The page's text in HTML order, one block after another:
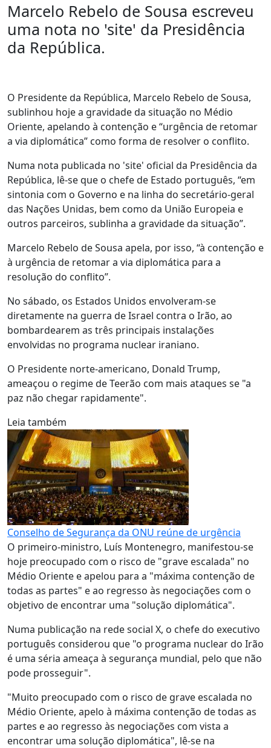
Marcelo Rebelo de Sousa escreveu
uma nota no 'site' da Presidência
da República.
O Presidente da República, Marcelo Rebelo de Sousa,
sublinhou hoje a gravidade da situação no Médio
Oriente, apelando à contenção e “urgência de retomar
a via diplomática” como forma de resolver o conflito.
Numa nota publicada no 'site' oficial da Presidência da
República, lê-se que o chefe de Estado português, “em
sintonia com o Governo e na linha do secretário-geral
das Nações Unidas, bem como da União Europeia e
outros parceiros, sublinha a gravidade da situação”.
Marcelo Rebelo de Sousa apela, por isso, “à contenção e
à urgência de retomar a via diplomática para a
resolução do conflito”.
No sábado, os Estados Unidos envolveram-se
diretamente na guerra de Israel contra o Irão, ao
bombardearem as três principais instalações
envolvidas no programa nuclear iraniano.
O Presidente norte-americano, Donald Trump,
ameaçou o regime de Teerão com mais ataques se "a
paz não chegar rapidamente".
Leia também
Conselho de Segurança da ONU reúne de urgência
O primeiro-ministro, Luís Montenegro, manifestou-se
hoje preocupado com o risco de "grave escalada" no
Médio Oriente e apelou para a "máxima contenção de
todas as partes" e ao regresso às negociações com o
objetivo de encontrar uma "solução diplomática".
Numa publicação na rede social X, o chefe do executivo
português considerou que "o programa nuclear do Irão
é uma séria ameaça à segurança mundial, pelo que não
pode prosseguir".
"Muito preocupado com o risco de grave escalada no
Médio Oriente, apelo à máxima contenção de todas as
partes e ao regresso às negociações com vista a
encontrar uma solução diplomática", lê-se na